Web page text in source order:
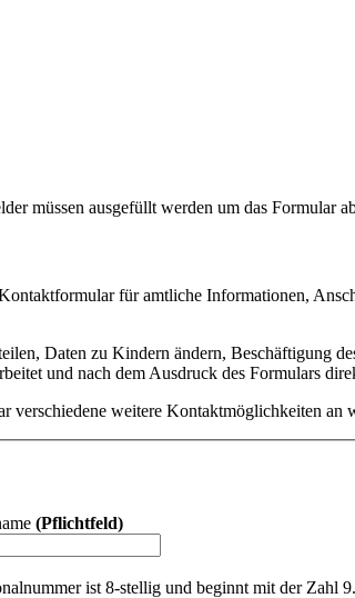
müssen ausgefüllt werden um das Formular
für amtliche Informationen,
Daten zu Kindern ändern, Beschäftigung
und nach dem Ausdruck des Formulars
verschiedene weitere Kontaktmöglichkeiten
(Pflichtfeld)
ist 8-stellig und beginnt mit der Zahl